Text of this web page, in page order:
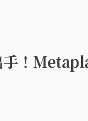
手！